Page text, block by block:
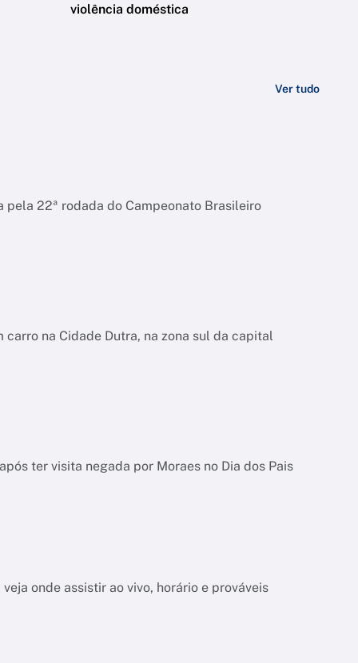
violência doméstica
Ver tudo
22ª rodada do Campeonato Brasileiro
na Cidade Dutra, na zona sul da capital
ter visita negada por Moraes no Dia dos Pais
onde assistir ao vivo, horário e prováveis